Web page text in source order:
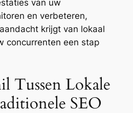
van uw
en verbeteren,
krijgt van lokaal
concurrenten een stap
Tussen Lokale
SEO